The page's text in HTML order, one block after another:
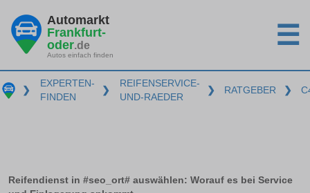
Automarkt
Frankfurt-
oder.de
Autos einfach finden
☰
❯
EXPERTEN-
FINDEN
❯
REIFENSERVICE-
UND-RAEDER
❯ RATGEBER ❯
Reifendienst in #seo_ort# auswählen: Worauf es bei Service